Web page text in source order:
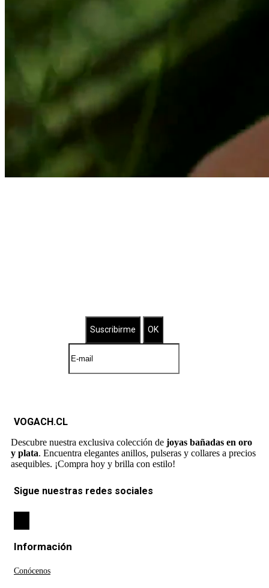
VOGACH.CL
Descubre nuestra exclusiva colección de joyas bañadas en oro
y plata. Encuentra elegantes anillos, pulseras y collares a precios
asequibles. ¡Compra hoy y brilla con estilo!
Sigue nuestras redes sociales
Información
Conócenos